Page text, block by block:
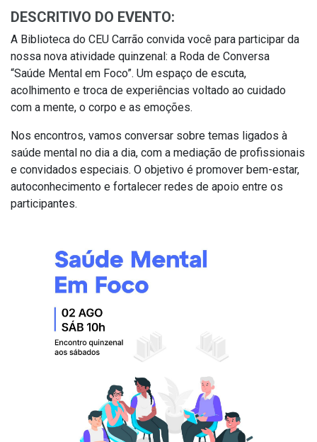
DESCRITIVO DO EVENTO:
A Biblioteca do CEU Carrão convida você para participar da
nossa nova atividade quinzenal: a Roda de Conversa
“Saúde Mental em Foco”. Um espaço de escuta,
acolhimento e troca de experiências voltado ao cuidado
com a mente, o corpo e as emoções.
Nos encontros, vamos conversar sobre temas ligados à
saúde mental no dia a dia, com a mediação de profissionais
e convidados especiais. O objetivo é promover bem-estar,
autoconhecimento e fortalecer redes de apoio entre os
participantes.